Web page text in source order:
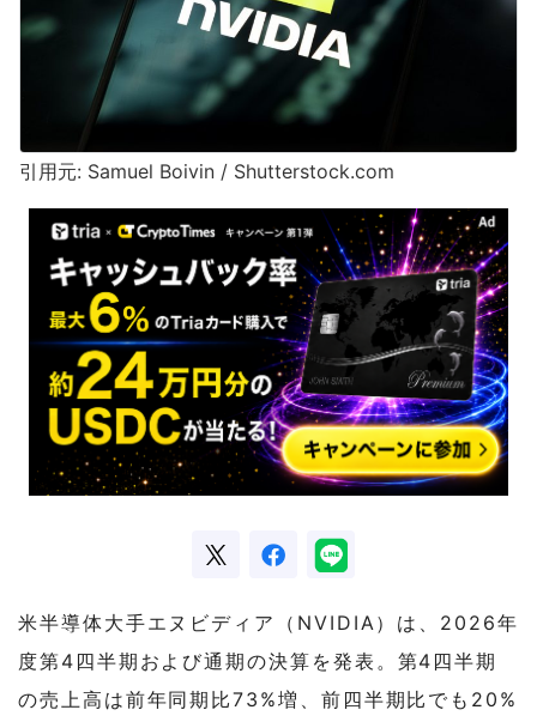
引用元: Samuel Boivin / Shutterstock.com
米半導体大手エヌビディア（NVIDIA）は、2026年
度第4四半期および通期の決算を発表。第4四半期
の売上高は前年同期比73%増、前四半期比でも20%